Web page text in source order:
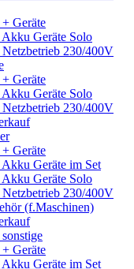
Geräte
Geräte Solo
230/400V
Geräte
Geräte Solo
230/400V
Geräte
Geräte im Set
Geräte Solo
230/400V
(f.Maschinen)
Geräte
Geräte im Set